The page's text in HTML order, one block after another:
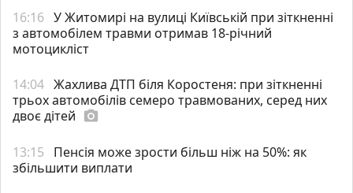
16:16 У Житомирі на вулиці Київській при зіткненні
з автомобілем травми отримав 18-річний
мотоцикліст
14:04 Жахлива ДТП біля Коростеня: при зіткненні
трьох автомобілів семеро травмованих, серед них
двоє дітей photo_camera
13:15
Пенсія може зрости більш ніж на 50%: як
збільшити виплати